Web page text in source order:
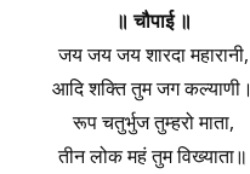
॥ चौपाई ॥
जय जय जय शारदा महारानी,
आदि शक्ति तुम जग कल्याणी।
रूप चतुर्भुज तुम्हरो माता,
तीन लोक महं तुम विख्याता॥